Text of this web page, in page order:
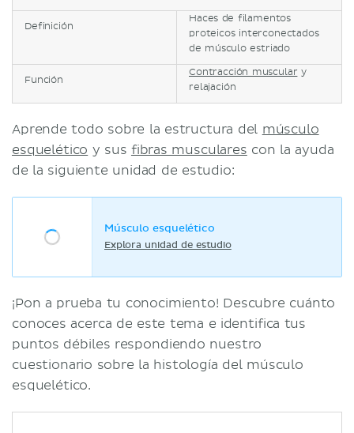
Definición
Haces de filamentos
proteicos interconectados
de músculo estriado
Función
Contracción muscular y
relajación
Aprende todo sobre la estructura del músculo
esquelético y sus fibras musculares con la ayuda
de la siguiente unidad de estudio:
Músculo esquelético
Explora unidad de estudio
¡Pon a prueba tu conocimiento! Descubre cuánto
conoces acerca de este tema e identifica tus
puntos débiles respondiendo nuestro
cuestionario sobre la histología del músculo
esquelético.